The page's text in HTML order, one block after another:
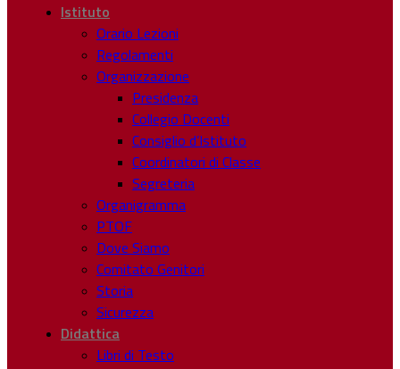
Istituto
Orario Lezioni
Regolamenti
Organizzazione
Presidenza
Collegio Docenti
Consiglio d’Istituto
Coordinatori di Classe
Segreteria
Organigramma
PTOF
Dove Siamo
Comitato Genitori
Storia
Sicurezza
Didattica
Libri di Testo